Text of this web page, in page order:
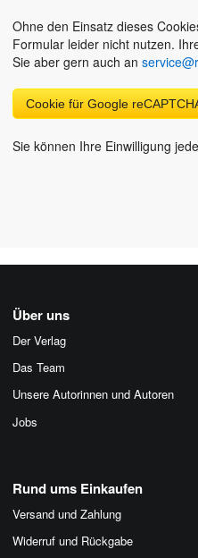
Ohne den Einsatz dieses
Formular leider nicht nutzen.
Sie aber gern auch an
Cookie für Google
Sie können Ihre Einwilligung
Über uns
Der Verlag
Das Team
Unsere Autorinnen und Autoren
Jobs
Rund ums Einkaufen
Versand und Zahlung
Widerruf und Rückgabe